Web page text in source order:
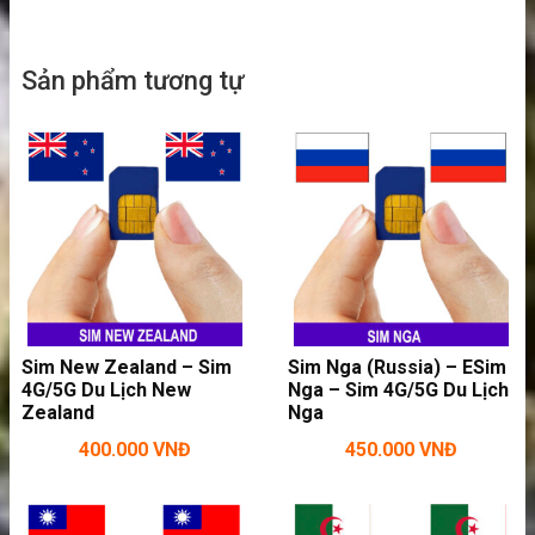
Sản phẩm tương tự
Sim New Zealand – Sim
4G/5G Du Lịch New
Zealand
400.000 VNĐ
Sim Nga (Russia) – ESim
Nga – Sim 4G/5G Du Lịch
Nga
450.000 VNĐ